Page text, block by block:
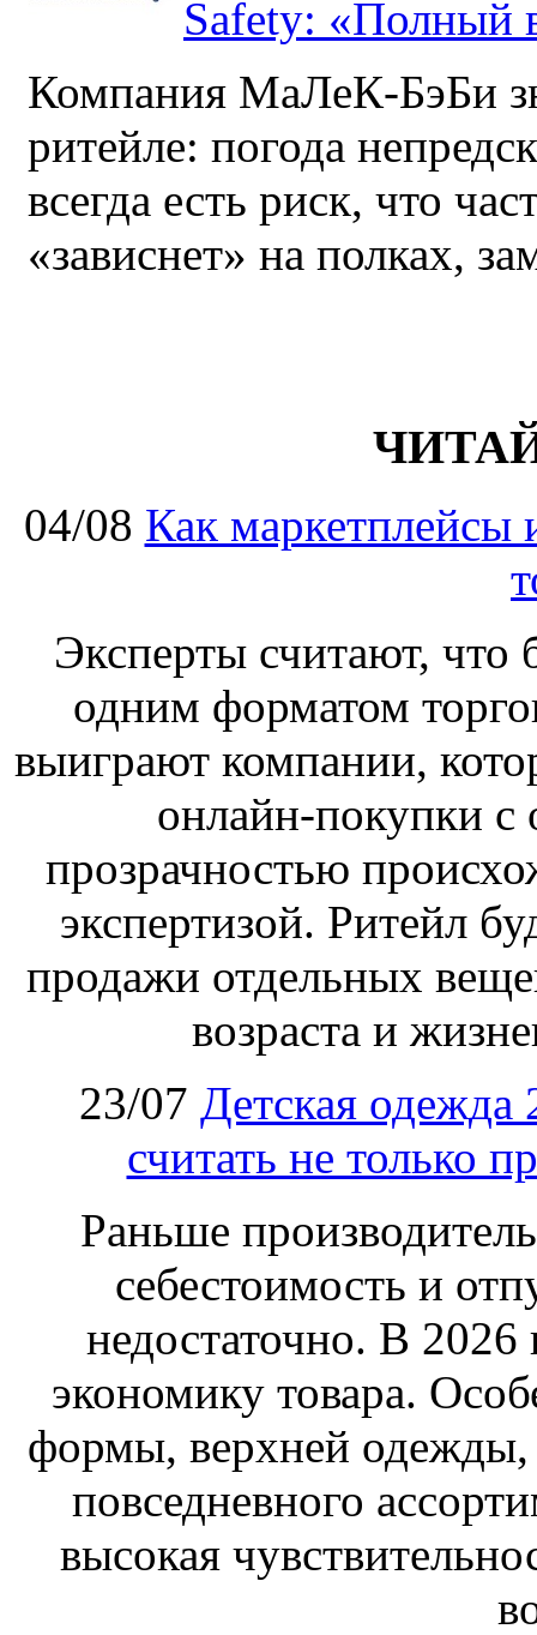
Safety: «Полный
Компания МаЛеК-БэБи
ритейле: погода
всегда есть риск, что
«зависнет» на полках,
04/08 Как маркетплейсы
Эксперты считают, что
одним форматом
выиграют компании,
онлайн-покупки с
прозрачностью
экспертизой. Ритейл
продажи отдельных
возраста и
23/07 Детская
считать не только
Раньше
себестоимость и
недостаточно. В
экономику товара.
формы, верхней одежды,
повседневного
высокая